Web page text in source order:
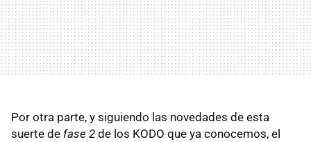
Por otra parte, y siguiendo las novedades de esta
suerte de fase 2 de los KODO que ya conocemos, el